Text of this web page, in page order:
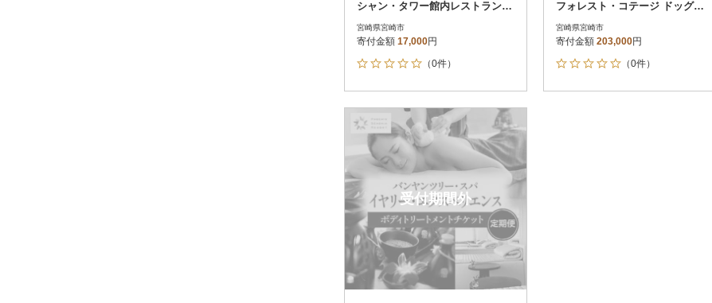
シャン・タワー館内レストラン利
宮崎県宮崎市
寄付金額 17,000円
（0件）
フォレスト・コテージ ドッグフ
宮崎県宮崎市
寄付金額 203,000円
（0件）
受付期間外